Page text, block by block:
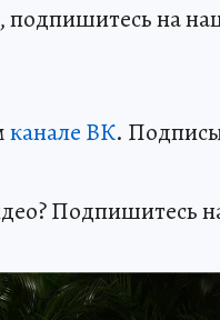
подпишитесь на
канале ВК.
Подпишитесь